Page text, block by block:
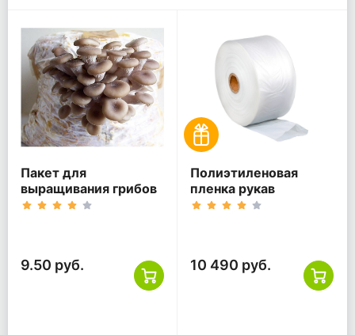
Пакет для
выращивания грибов
9.50 руб.
Полиэтиленовая
пленка рукав
10 490 руб.